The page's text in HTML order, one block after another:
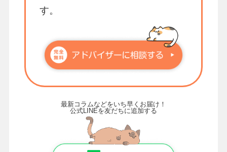
す。
最新コラムなどをいち早くお届け！
公式LINEを友だちに追加する